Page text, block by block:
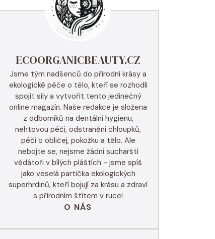
ECOORGANICBEAUTY.CZ
Jsme tým nadšenců do přírodní krásy a
ekologické péče o tělo, kteří se rozhodli
spojit síly a vytvořit tento jedinečný
online magazín. Naše redakce je složena
z odborníků na dentální hygienu,
nehtovou péči, odstranění chloupků,
péči o obličej, pokožku a tělo. Ale
nebojte se, nejsme žádní sucharští
vědátoři v bílých pláštích - jsme spíš
jako veselá partička ekologických
superhrdinů, kteří bojují za krásu a zdraví
s přírodním štítem v ruce!
O NÁS